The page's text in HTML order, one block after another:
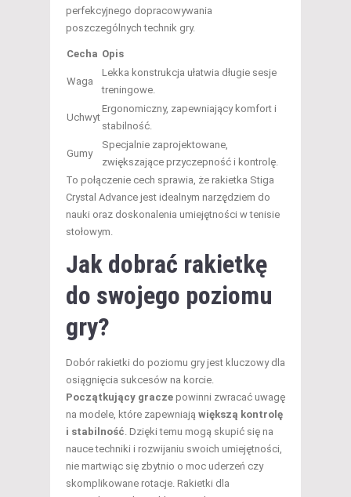
perfekcyjnego dopracowywania
poszczególnych technik gry.
Cecha Opis
Waga
Lekka konstrukcja ułatwia długie sesje
treningowe.
Uchwyt
Ergonomiczny, zapewniający komfort i
stabilność.
Gumy
Specjalnie zaprojektowane,
zwiększające przyczepność i kontrolę.
To połączenie cech sprawia, że rakietka Stiga
Crystal Advance jest idealnym narzędziem do
nauki oraz doskonalenia umiejętności w tenisie
stołowym.
Jak dobrać rakietkę
do swojego poziomu
gry?
Dobór rakietki do poziomu gry jest kluczowy dla
osiągnięcia sukcesów na korcie.
Początkujący gracze powinni zwracać uwagę
na modele, które zapewniają większą kontrolę
i stabilność . Dzięki temu mogą skupić się na
nauce techniki i rozwijaniu swoich umiejętności,
nie martwiąc się zbytnio o moc uderzeń czy
skomplikowane rotacje. Rakietki dla